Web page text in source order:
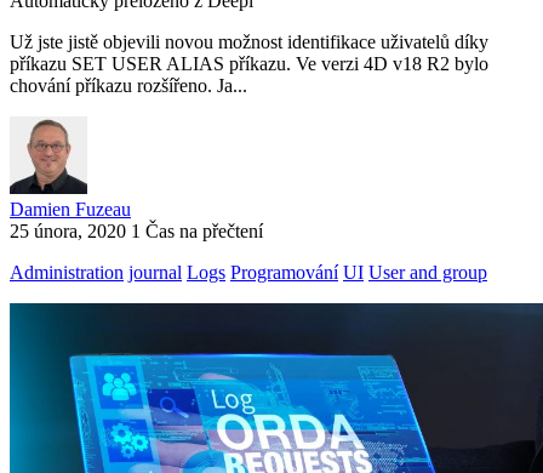
Už jste jistě objevili novou možnost identifikace uživatelů díky
příkazu SET USER ALIAS příkazu. Ve verzi 4D v18 R2 bylo
chování příkazu rozšířeno. Ja...
Damien Fuzeau
25 února, 2020 1 Čas na přečtení
Administration journal Logs Programování UI User and group